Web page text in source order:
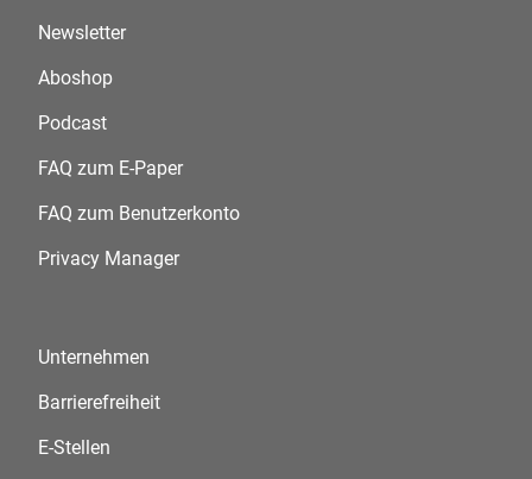
Newsletter
Aboshop
Podcast
FAQ zum E-Paper
FAQ zum Benutzerkonto
Privacy Manager
Unternehmen
Barrierefreiheit
E-Stellen